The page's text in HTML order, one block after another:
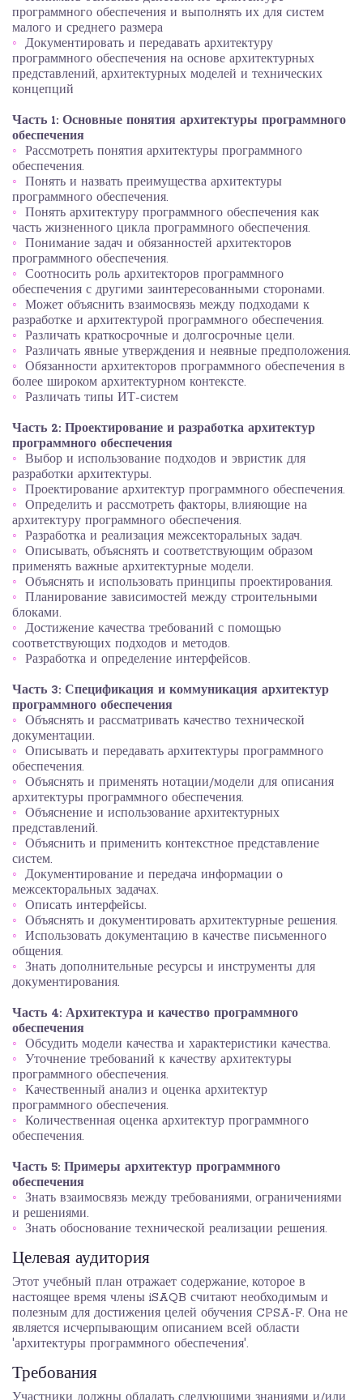
программного обеспечения и выполнять их для систем
малого и среднего размера
Документировать и передавать архитектуру
программного обеспечения на основе архитектурных
представлений, архитектурных моделей и технических
концепций
Часть 1: Основные понятия архитектуры программного
обеспечения
Рассмотреть понятия архитектуры программного
обеспечения.
Понять и назвать преимущества архитектуры
программного обеспечения.
Понять архитектуру программного обеспечения как
часть жизненного цикла программного обеспечения.
Понимание задач и обязанностей архитекторов
программного обеспечения.
Соотносить роль архитекторов программного
обеспечения с другими заинтересованными сторонами.
Может объяснить взаимосвязь между подходами к
разработке и архитектурой программного обеспечения.
Различать краткосрочные и долгосрочные цели.
Различать явные утверждения и неявные предположения.
Обязанности архитекторов программного обеспечения в
более широком архитектурном контексте.
Различать типы ИТ-систем
Часть 2: Проектирование и разработка архитектур
программного обеспечения
Выбор и использование подходов и эвристик для
разработки архитектуры.
Проектирование архитектур программного обеспечения.
Определить и рассмотреть факторы, влияющие на
архитектуру программного обеспечения.
Разработка и реализация межсекторальных задач.
Описывать, объяснять и соответствующим образом
применять важные архитектурные модели.
Объяснять и использовать принципы проектирования.
Планирование зависимостей между строительными
блоками.
Достижение качества требований с помощью
соответствующих подходов и методов.
Разработка и определение интерфейсов.
Часть 3: Спецификация и коммуникация архитектур
программного обеспечения
Объяснять и рассматривать качество технической
документации.
Описывать и передавать архитектуры программного
обеспечения.
Объяснять и применять нотации/модели для описания
архитектуры программного обеспечения.
Объяснение и использование архитектурных
представлений.
Объяснить и применить контекстное представление
систем.
Документирование и передача информации о
межсекторальных задачах.
Описать интерфейсы.
Объяснять и документировать архитектурные решения.
Использовать документацию в качестве письменного
общения.
Знать дополнительные ресурсы и инструменты для
документирования.
Часть 4: Архитектура и качество программного
обеспечения
Обсудить модели качества и характеристики качества.
Уточнение требований к качеству архитектуры
программного обеспечения.
Качественный анализ и оценка архитектур
программного обеспечения.
Количественная оценка архитектур программного
обеспечения.
Часть 5: Примеры архитектур программного
обеспечения
Знать взаимосвязь между требованиями, ограничениями
и решениями.
Знать обоснование технической реализации решения.
Целевая аудитория
Этот учебный план отражает содержание, которое в
настоящее время члены iSAQB считают необходимым и
полезным для достижения целей обучения CPSA-F. Она не
является исчерпывающим описанием всей области
'архитектуры программного обеспечения'.
Требования